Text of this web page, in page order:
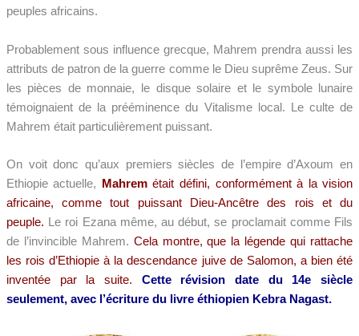
peuples africains.
Probablement sous influence grecque, Mahrem prendra aussi les
attributs de patron de la guerre comme le Dieu suprême Zeus. Sur
les pièces de monnaie, le disque solaire et le symbole lunaire
témoignaient de la prééminence du Vitalisme local. Le culte de
Mahrem était particulièrement puissant.
On voit donc qu’aux premiers siècles de l’empire d’Axoum en
Ethiopie actuelle,
Mahremétait défini, conformément à la vision
africaine, comme tout puissant Dieu-Ancêtre des rois et du
peuple. Le roi Ezana même, au début, se proclamait comme Fils
de l’invincible Mahrem. Cela montre, que la légende qui rattache
les rois d’Ethiopie à la descendance juive de Salomon, a bien été
inventée par la suite.
Cette révision date du 14e siècle
seulement, avec l’écriture du livre éthiopien Kebra Nagast.